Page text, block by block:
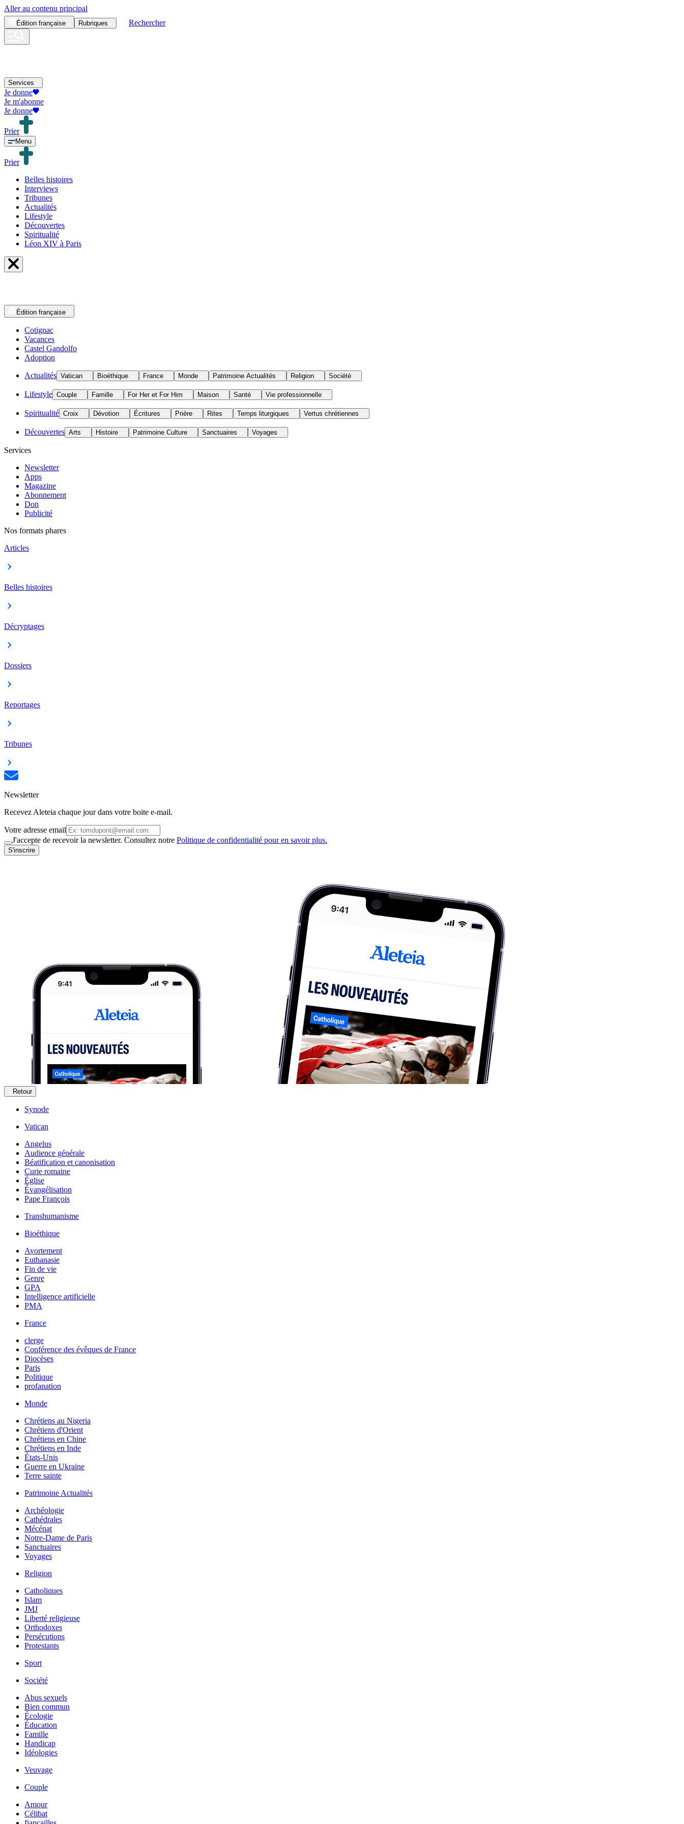
Aller au contenu principal
Édition française Rubriques Rechercher
Services
Je donne
Je m'abonne
Je donne
Prier
Menu
Prier
Belles histoires
Interviews
Tribunes
Actualités
Lifestyle
Découvertes
Spiritualité
Léon XIV à Paris
Édition française
Cotignac
Vacances
Castel Gandolfo
Adoption
Actualités Vatican Bioéthique France Monde Patrimoine Actualités Religion Société
Lifestyle Couple Famille For Her et For Him Maison Santé Vie professionnelle
Spiritualité Croix Dévotion Écritures Prière Rites Temps liturgiques Vertus chrétiennes
Découvertes Arts Histoire Patrimoine Culture Sanctuaires Voyages
Services
Newsletter
Apps
Magazine
Abonnement
Don
Publicité
Nos formats phares
Articles
Belles histoires
Décryptages
Dossiers
Reportages
Tribunes
Newsletter
Recevez Aleteia chaque jour dans votre boite e-mail.
Votre adresse email
J'accepte de recevoir la newsletter. Consultez notre Politique de confidentialité pour en savoir plus.
S'inscrire
Retour
Synode
Vatican
Angelus
Audience générale
Béatification et canonisation
Curie romaine
Église
Évangélisation
Pape François
Transhumanisme
Bioéthique
Avortement
Euthanasie
Fin de vie
Genre
GPA
Intelligence artificielle
PMA
France
clerge
Conférence des évêques de France
Diocèses
Paris
Politique
profanation
Monde
Chrétiens au Nigeria
Chrétiens d'Orient
Chrétiens en Chine
Chrétiens en Inde
États-Unis
Guerre en Ukraine
Terre sainte
Patrimoine Actualités
Archéologie
Cathédrales
Mécénat
Notre-Dame de Paris
Sanctuaires
Voyages
Religion
Catholiques
Islam
JMJ
Liberté religieuse
Orthodoxes
Persécutions
Protestants
Sport
Société
Abus sexuels
Bien commun
Écologie
Éducation
Famille
Handicap
Idéologies
Veuvage
Couple
Amour
Célibat